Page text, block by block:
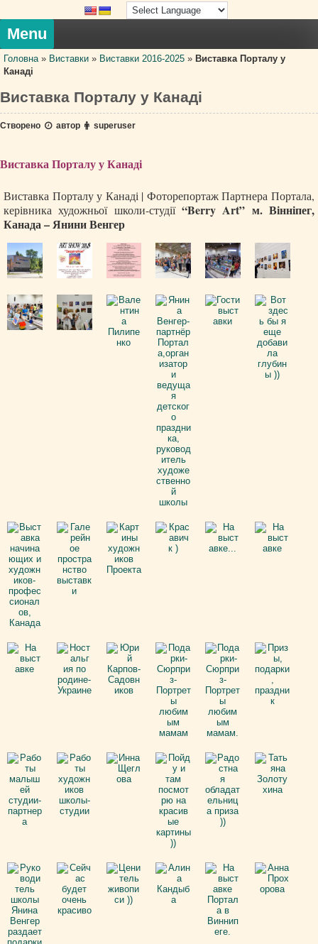
content
Menu
Головна» Виставки » Виставки 2016-2025 » Виставка Порталу у
Канаді
Виставка Порталу у Канаді
Створено автор superuser
Виставка Порталу у Канаді
Виставка Порталу у Канаді | Фоторепортаж Партнера Портала,
керівника художньої школи-студії “Berry Art” м. Вінніпег,
Канада – Янини Венгер